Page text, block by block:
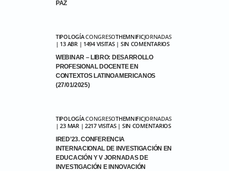
PAZ
TIPOLOGÍACONGRESOTHEMNIFICJORNADAS
| 13 ABR | 1494 VISITAS | SIN COMENTARIOS
WEBINAR – LIBRO: DESARROLLO
PROFESIONAL DOCENTE EN
CONTEXTOS LATINOAMERICANOS
(27/01/2025)
TIPOLOGÍACONGRESOTHEMNIFICJORNADAS
| 23 MAR | 2217 VISITAS | SIN COMENTARIOS
IRED’23. CONFERENCIA
INTERNACIONAL DE INVESTIGACIÓN EN
EDUCACIÓN Y V JORNADAS DE
INVESTIGACIÓN E INNOVACIÓN